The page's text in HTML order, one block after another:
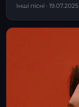
Інші пісні · 19.07.2025